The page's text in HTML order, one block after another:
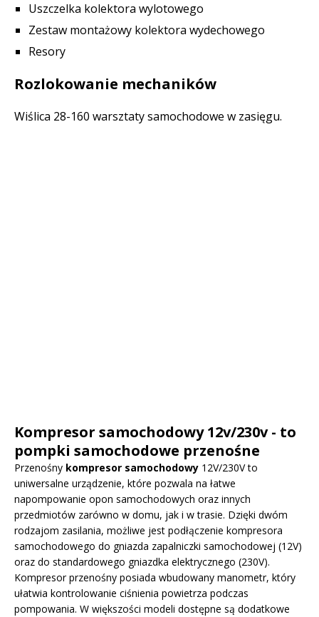
Uszczelka kolektora wylotowego
Zestaw montażowy kolektora wydechowego
Resory
Rozlokowanie mechaników
Wiślica 28-160 warsztaty samochodowe w zasięgu.
Kompresor samochodowy 12v/230v - to
pompki samochodowe przenośne
Przenośny kompresor samochodowy 12V/230V to
uniwersalne urządzenie, które pozwala na łatwe
napompowanie opon samochodowych oraz innych
przedmiotów zarówno w domu, jak i w trasie. Dzięki dwóm
rodzajom zasilania, możliwe jest podłączenie kompresora
samochodowego do gniazda zapalniczki samochodowej (12V)
oraz do standardowego gniazdka elektrycznego (230V).
Kompresor przenośny posiada wbudowany manometr, który
ułatwia kontrolowanie ciśnienia powietrza podczas
pompowania. W większości modeli dostępne są dodatkowe